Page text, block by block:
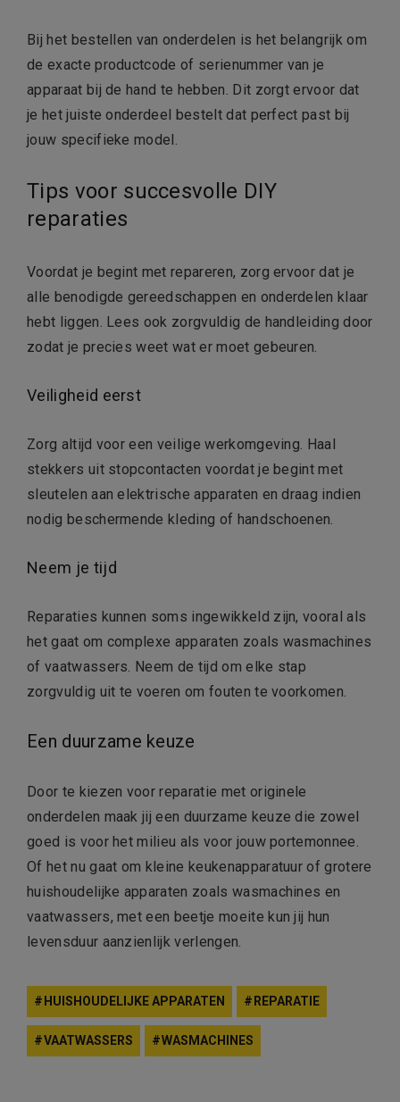
Bij het bestellen van onderdelen is het belangrijk om
de exacte productcode of serienummer van je
apparaat bij de hand te hebben. Dit zorgt ervoor dat
je het juiste onderdeel bestelt dat perfect past bij
jouw specifieke model.
Tips voor succesvolle DIY
reparaties
Voordat je begint met repareren, zorg ervoor dat je
alle benodigde gereedschappen en onderdelen klaar
hebt liggen. Lees ook zorgvuldig de handleiding door
zodat je precies weet wat er moet gebeuren.
Veiligheid eerst
Zorg altijd voor een veilige werkomgeving. Haal
stekkers uit stopcontacten voordat je begint met
sleutelen aan elektrische apparaten en draag indien
nodig beschermende kleding of handschoenen.
Neem je tijd
Reparaties kunnen soms ingewikkeld zijn, vooral als
het gaat om complexe apparaten zoals wasmachines
of vaatwassers. Neem de tijd om elke stap
zorgvuldig uit te voeren om fouten te voorkomen.
Een duurzame keuze
Door te kiezen voor reparatie met originele
onderdelen maak jij een duurzame keuze die zowel
goed is voor het milieu als voor jouw portemonnee.
Of het nu gaat om kleine keukenapparatuur of grotere
huishoudelijke apparaten zoals wasmachines en
vaatwassers, met een beetje moeite kun jij hun
levensduur aanzienlijk verlengen.
HUISHOUDELIJKE APPARATEN REPARATIE
VAATWASSERS WASMACHINES